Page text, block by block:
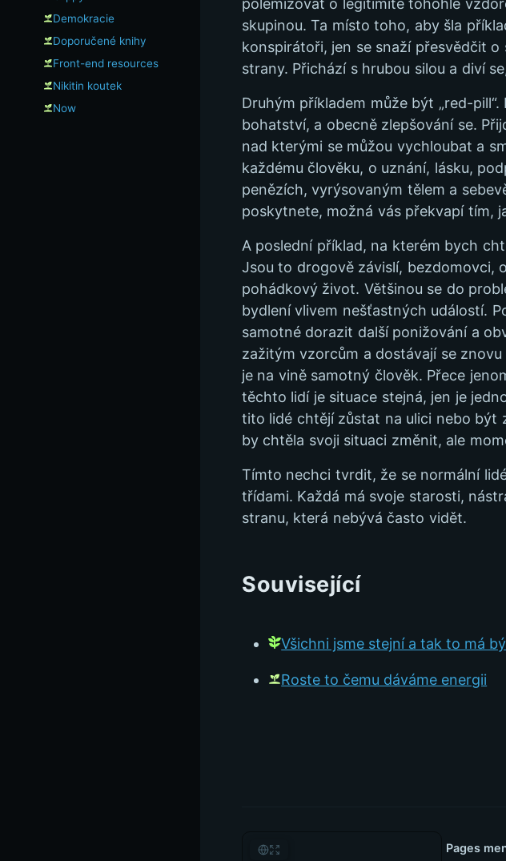
Demokracie
Doporučené knihy
Front-end resources
Nikitin koutek
Now
skupinou. Ta místo toho, aby šla
konspirátoři, jen se snaží přesvědčit
strany. Přichází s hrubou silou a diví
Druhým příkladem může být „red-
bohatství, a obecně zlepšování se.
nad kterými se můžou vychloubat a
každému člověku, o uznání, lásku,
penězích, vyrýsovaným tělem a
poskytnete, možná vás překvapí tím,
A poslední příklad, na kterém bych
Jsou to drogově závislí, bezdomovci,
pohádkový život. Většinou se do
bydlení vlivem nešťastných událostí.
samotné dorazit další ponižování a
zažitým vzorcům a dostávají se
je na vině samotný člověk. Přece
těchto lidí je situace stejná, jen je
tito lidé chtějí zůstat na ulici nebo být
by chtěla svoji situaci změnit, ale
Tímto nechci tvrdit, že se normální
třídami. Každá má svoje starosti,
stranu, která nebývá často vidět.
Související
Všichni jsme stejní a tak to má
Roste to čemu dáváme energii
Pages